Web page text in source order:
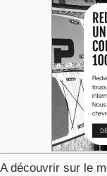
A découvrir sur le